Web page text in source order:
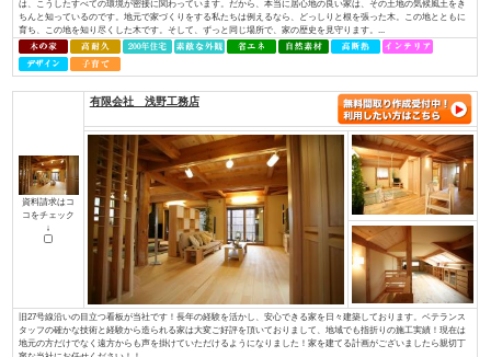
資料請求はコ
富士商圏（富士市･富士宮市）で注文住宅着工棟数第1位に認定JSK（住宅
棟数」の調査で、イデキョウグループが2015年に引き続き富士市実績Ｎｏ.
年に富士市に創業し、2018年には70周年を迎えました。地域に根ざした家
入れられている証と考え、今後も「地産地消でつくる、満足が持続する家づ